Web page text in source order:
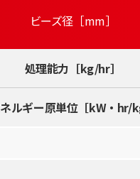
ビーズ径［mm］
処理能力［kg/hr］
ルギー原単位［kW・hr/